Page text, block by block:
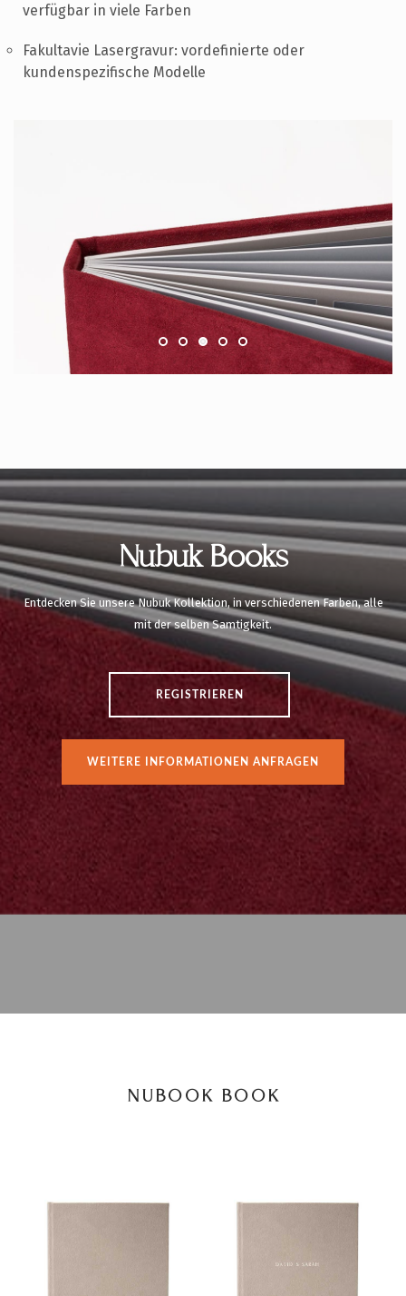
verfügbar in viele Farben
Fakultavie Lasergravur: vordefinierte oder
kundenspezifische Modelle
Nubuk Books
Entdecken Sie unsere Nubuk Kollektion, in verschiedenen Farben, alle
mit der selben Samtigkeit.
REGISTRIEREN
WEITERE INFORMATIONEN ANFRAGEN
NUBOOK BOOK